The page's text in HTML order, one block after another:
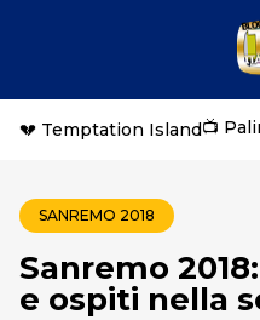
💔 Temptation Island📺
SANREMO 2018
Sanremo
e ospiti nella